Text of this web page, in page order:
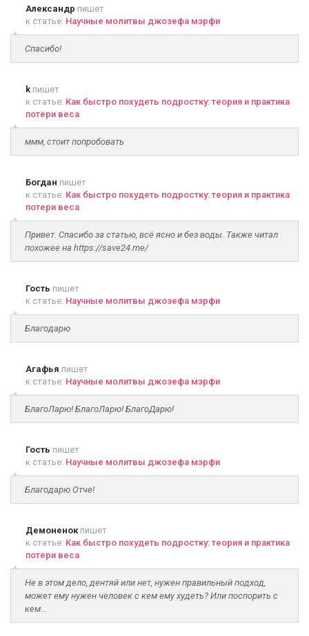
Александр пишет
к статье: Научные молитвы джозефа мэрфи
Спасибо!
k пишет
к статье: Как быстро похудеть подростку: теория и практика
потери веса
ммм, стоит попробовать
Богдан пишет
к статье: Как быстро похудеть подростку: теория и практика
потери веса
Привет. Спасибо за статью, всё ясно и без воды. Также читал
похожее на https://save24.me/
Гость пишет
к статье: Научные молитвы джозефа мэрфи
Благодарю
Агафья пишет
к статье: Научные молитвы джозефа мэрфи
БлагоЛарю! БлагоЛарю! БлагоДарю!
Гость пишет
к статье: Научные молитвы джозефа мэрфи
Благодарю Отче!
Демоненокпишет
к статье: Как быстро похудеть подростку: теория и практика
потери веса
Не в этом дело, дентяй или нет, нужен правильный подход,
может ему нужен человек с кем ему худеть? Или поспорить с
кем...